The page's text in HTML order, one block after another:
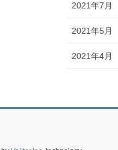
2021年7月
2021年5月
2021年4月